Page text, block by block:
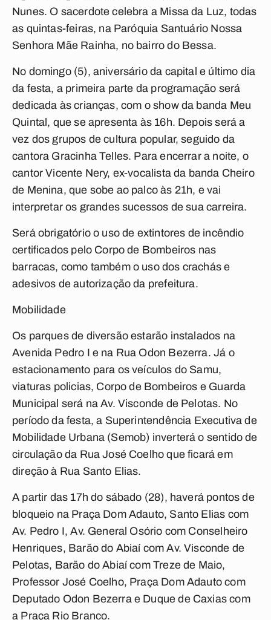
Nunes. O sacerdote celebra a Missa da Luz, todas
as quintas-feiras, na Paróquia Santuário Nossa
Senhora Mãe Rainha, no bairro do Bessa.
No domingo (5), aniversário da capital e último dia
da festa, a primeira parte da programação será
dedicada às crianças, com o show da banda Meu
Quintal, que se apresenta às 16h. Depois será a
vez dos grupos de cultura popular, seguido da
cantora Gracinha Telles. Para encerrar a noite, o
cantor Vicente Nery, ex-vocalista da banda Cheiro
de Menina, que sobe ao palco às 21h, e vai
interpretar os grandes sucessos de sua carreira.
Será obrigatório o uso de extintores de incêndio
certificados pelo Corpo de Bombeiros nas
barracas, como também o uso dos crachás e
adesivos de autorização da prefeitura.
Mobilidade
Os parques de diversão estarão instalados na
Avenida Pedro I e na Rua Odon Bezerra. Já o
estacionamento para os veículos do Samu,
viaturas policias, Corpo de Bombeiros e Guarda
Municipal será na Av. Visconde de Pelotas. No
período da festa, a Superintendência Executiva de
Mobilidade Urbana (Semob) inverterá o sentido de
circulação da Rua José Coelho que ficará em
direção à Rua Santo Elias.
A partir das 17h do sábado (28), haverá pontos de
bloqueio na Praça Dom Adauto, Santo Elias com
Av. Pedro I, Av. General Osório com Conselheiro
Henriques, Barão do Abiaí com Av. Visconde de
Pelotas, Barão do Abiaí com Treze de Maio,
Professor José Coelho, Praça Dom Adauto com
Deputado Odon Bezerra e Duque de Caxias com
a Praça Rio Branco.